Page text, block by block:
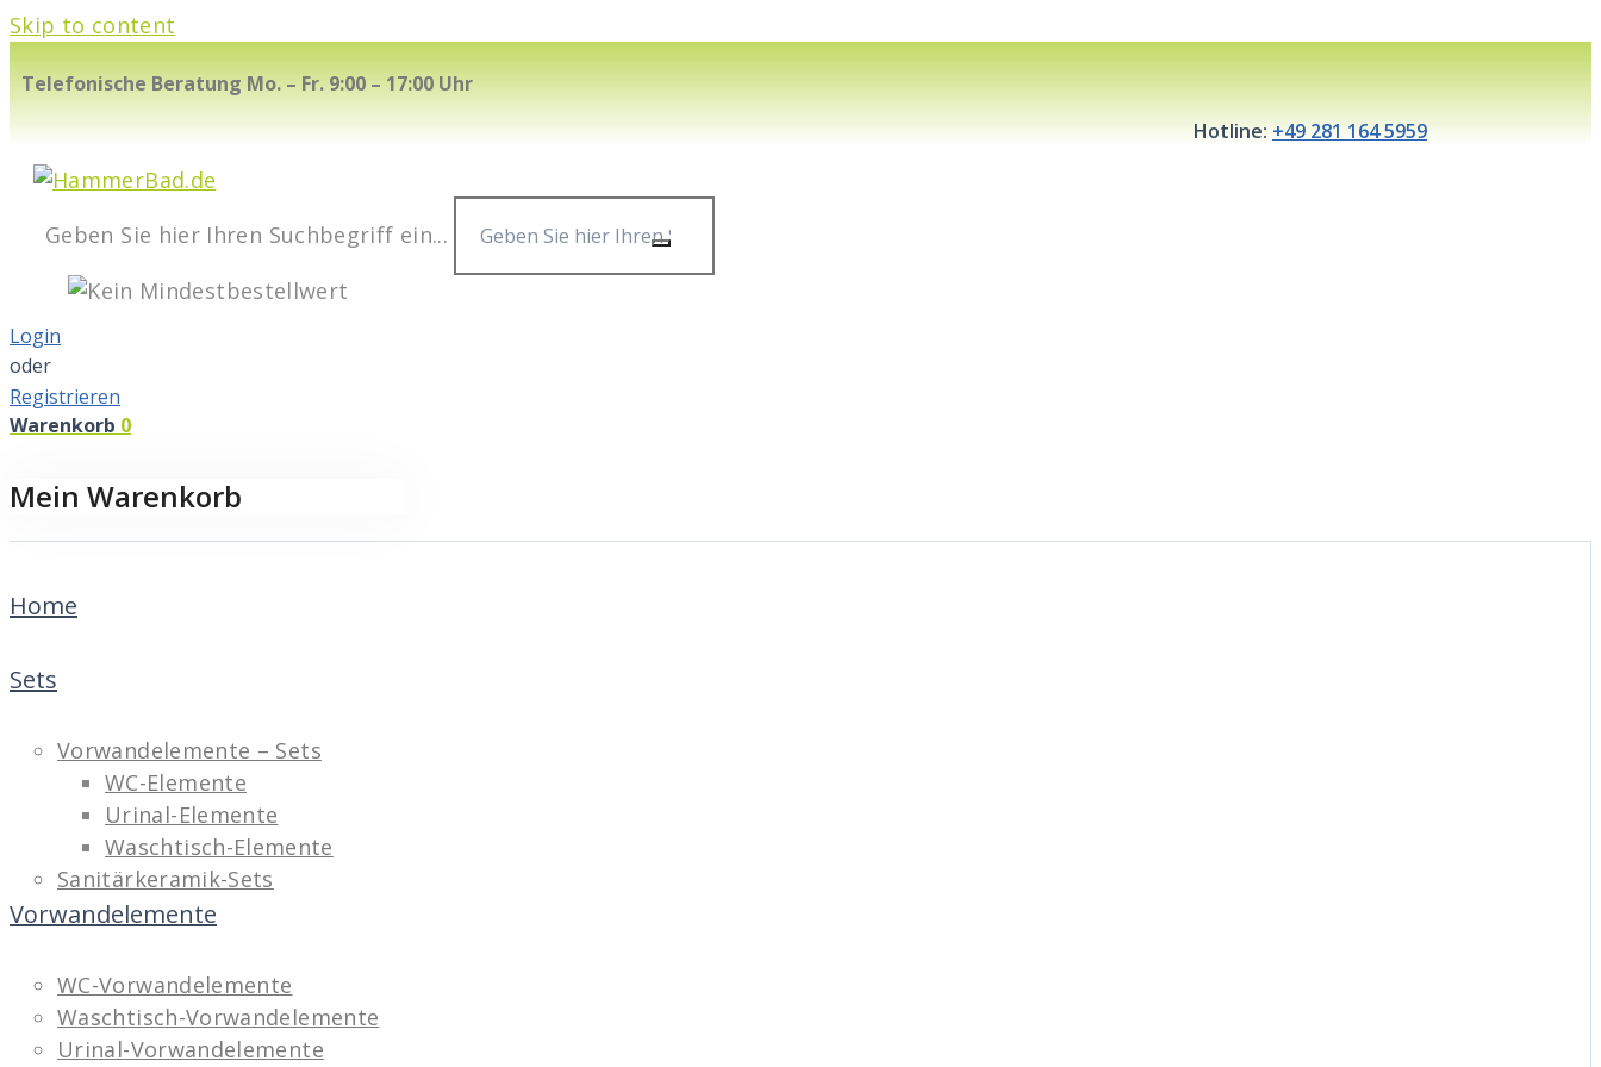
Skip to content
Telefonische Beratung Mo. – Fr. 9:00 – 17:00 Uhr
Hotline: +49 281 164 5959
Geben Sie hier Ihren Suchbegriff ein...
Login
oder
Registrieren
Warenkorb 0
Mein Warenkorb
Home
Sets
Vorwandelemente – Sets
WC-Elemente
Urinal-Elemente
Waschtisch-Elemente
Sanitärkeramik-Sets
Vorwandelemente
WC-Vorwandelemente
Waschtisch-Vorwandelemente
Urinal-Vorwandelemente